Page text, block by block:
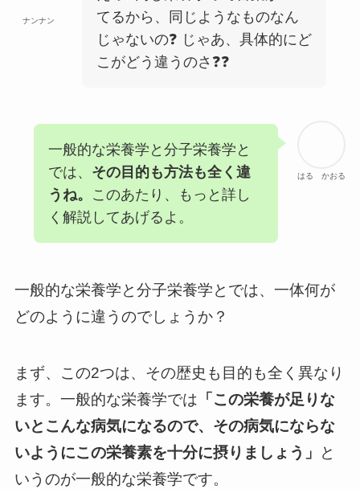
ナンナン
てるから、同じようなものなん
じゃないの❓ じゃあ、具体的にど
こがどう違うのさ❓❓
はる かおる
一般的な栄養学と分子栄養学と
では、 その目的も方法も全く違
うね。
このあたり、もっと詳し
く解説してあげるよ。
一般的な栄養学と分子栄養学とでは、一体何が
どのように違うのでしょうか？
まず、この2つは、その歴史も目的も全く異なり
ます。一般的な栄養学では 「この栄養が足りな
いとこんな病気になるので、その病気にならな
いようにこの栄養素を十分に摂りましょう」
と
いうのが一般的な栄養学です。